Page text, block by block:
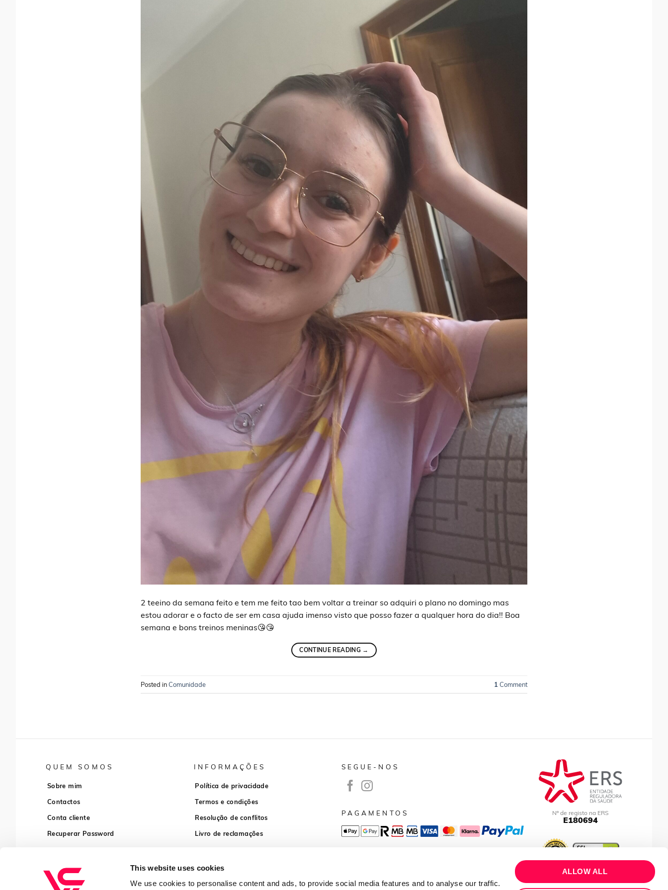
This website uses cookies
We use cookies to personalise content and ads, to provide social media features and to analyse our traffic.
ALLOW ALL
2 teeino da semana feito e tem me feito tao bem voltar a treinar so adquiri o plano no domingo mas
estou adorar e o facto de ser em casa ajuda imenso visto que posso fazer a qualquer hora do dia!! Boa
semana e bons treinos meninas😘😘
CONTINUE READING →
Posted inComunidade 1 Comment
QUEM SOMOS
Sobre mim
Contactos
Conta cliente
Recuperar Password
INFORMAÇÕES
Política de privacidade
Termos e condições
Resolução de conflitos
Livro de reclamações
SEGUE-NOS
PAGAMENTOS Nº de registo na ERS
E180694